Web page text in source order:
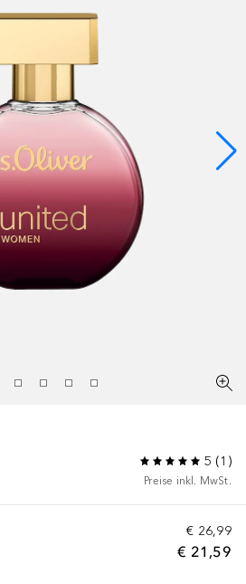
5 (1 )
Preise inkl. MwSt.
€ 26,99
€ 21,59